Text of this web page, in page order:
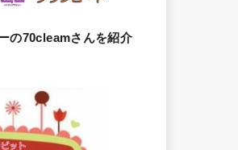
の70cleamさんを紹介